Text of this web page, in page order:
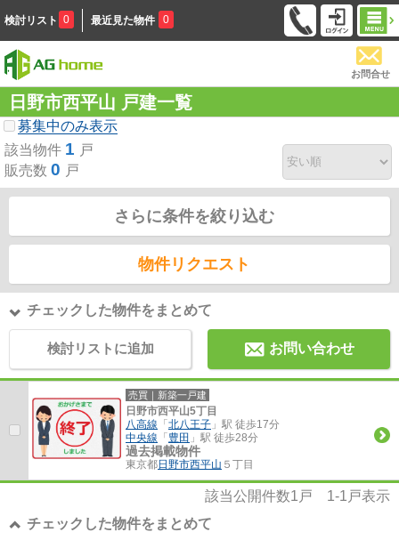
検討リスト 0 最近見た物件 0
お問合せ
日野市西平山 戸建一覧
募集中のみ表示
該当物件 1 戸
販売数 0 戸
さらに条件を絞り込む
物件リクエスト
チェックした物件をまとめて
検討リストに追加 お問い合わせ
売買｜新築一戸建
日野市西平山5丁目
八高線 「 北八王子 」駅 徒歩17分
中央線 「 豊田 」駅 徒歩28分
過去掲載物件
東京都日野市西平山 ５丁目
該当公開件数1 戸 1-1 戸表示
チェックした物件をまとめて